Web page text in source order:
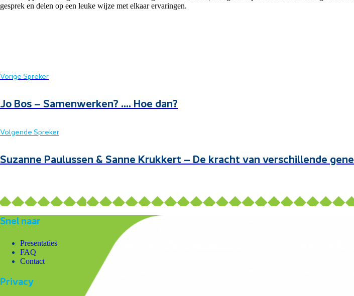
gesprek en delen op een leuke wijze met elkaar ervaringen.
Vorige Spreker
Jo Bos – Samenwerken? …. Hoe dan?
Volgende Spreker
Suzanne Paulussen & Sanne Krukkert – De kracht van verschillende
Snel naar
Presentaties
FAQ
Contact
Privacy